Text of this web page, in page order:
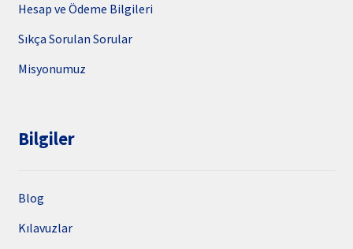
Hesap ve Ödeme Bilgileri
Sıkça Sorulan Sorular
Misyonumuz
Bilgiler
Blog
Kılavuzlar